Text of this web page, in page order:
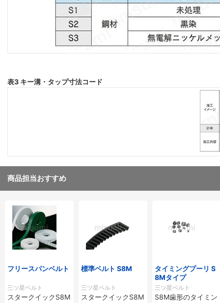
表3 キー溝・タップ寸法コード
商品担当おすすめ
フリースパンベルト
三ツ星ベルト
スタークイックS8M
標準ベルト S8M
三ツ星ベルト
スタークイックS8M
タイミングプーリ S
8Mタイプ
三ツ星ベルト
S8M歯形のタイミン